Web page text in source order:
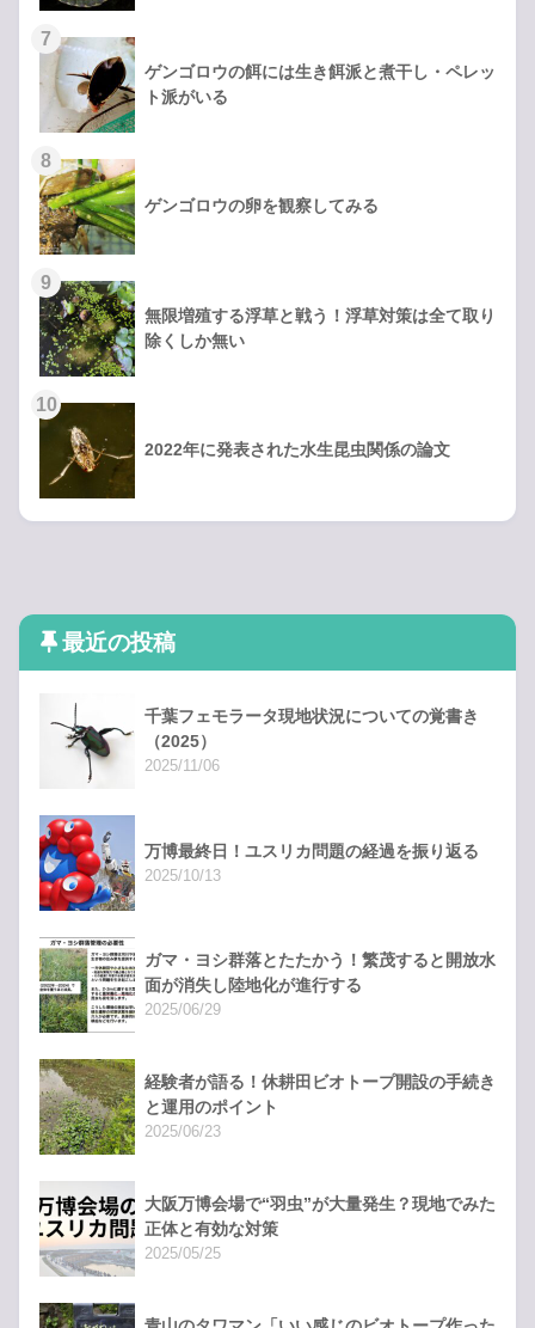
ゲンゴロウの餌には生き餌派と煮干し・ペレッ
ト派がいる
ゲンゴロウの卵を観察してみる
無限増殖する浮草と戦う！浮草対策は全て取り
除くしか無い
2022年に発表された水生昆虫関係の論文
最近の投稿
千葉フェモラータ現地状況についての覚書き
（2025）
2025/11/06
万博最終日！ユスリカ問題の経過を振り返る
2025/10/13
ガマ・ヨシ群落とたたかう！繁茂すると開放水
面が消失し陸地化が進行する
2025/06/29
経験者が語る！休耕田ビオトープ開設の手続き
と運用のポイント
2025/06/23
大阪万博会場で“羽虫”が大量発生？現地でみた
正体と有効な対策
2025/05/25